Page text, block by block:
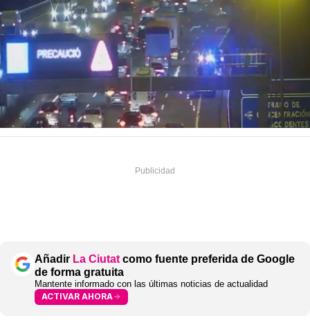
Añadir La Ciutat como fuente preferida de Google
de forma gratuita
Mantente informado con las últimas noticias de actualidad
ACTIVAR AHORA